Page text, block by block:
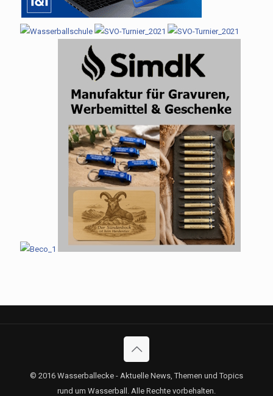
© 2016 Wasserballecke - Aktuelle News, Themen und Topics
rund um Wasserball. Alle Rechte vorbehalten.